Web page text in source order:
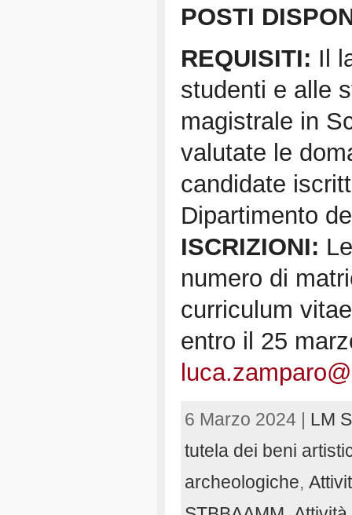
POSTI
REQUISITI: Il
studenti e alle
magistrale in
valutate le
candidate
Dipartimento
ISCRIZIONI:
numero di
curriculum
entro il 25
6 Marzo 2024 | LM
tutela dei beni
archeologiche,